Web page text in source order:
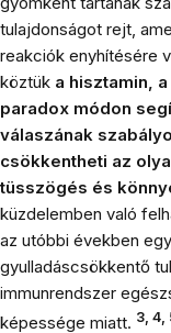
tulajdonságot rejt,
reakciók enyhítésére
köztük a hisztamin,
paradox módon
válaszának
csökkentheti az
tüsszögés és
küzdelemben való
az utóbbi években
gyulladáscsökkentő
immunrendszer
képessége miatt. 3, 4,